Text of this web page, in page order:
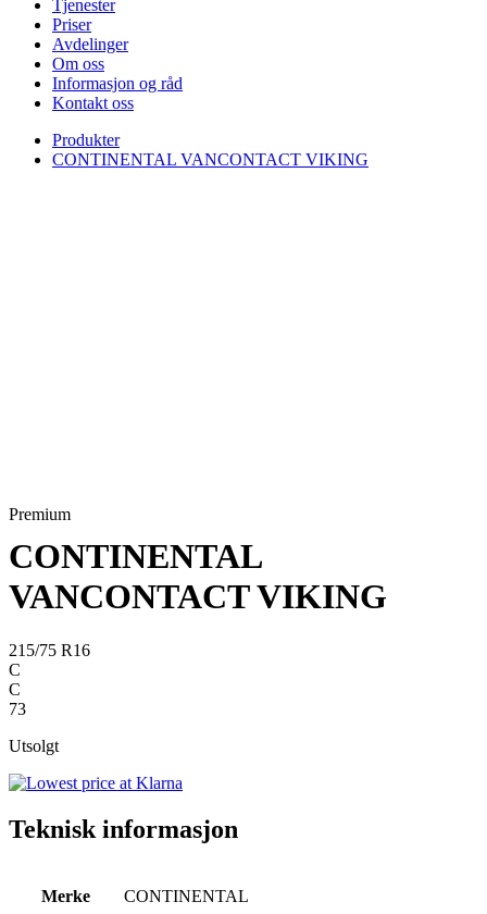
Tjenester
Priser
Avdelinger
Om oss
Informasjon og råd
Kontakt oss
Produkter
CONTINENTAL VANCONTACT VIKING
Premium
CONTINENTAL
VANCONTACT VIKING
215/75 R16
C
C
73
Utsolgt
Teknisk informasjon
Merke CONTINENTAL